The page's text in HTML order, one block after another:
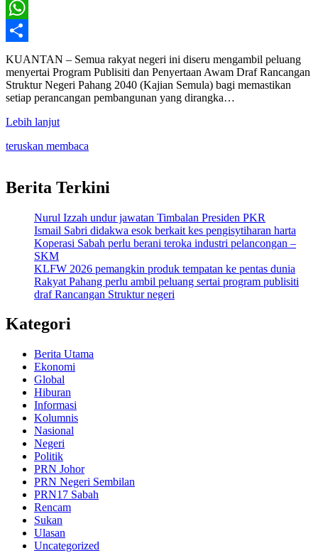
X
WhatsApp
Share
KUANTAN – Semua rakyat negeri ini diseru mengambil peluang
menyertai Program Publisiti dan Penyertaan Awam Draf Rancangan
Struktur Negeri Pahang 2040 (Kajian Semula) bagi memastikan
setiap perancangan pembangunan yang dirangka…
Lebih lanjut
teruskan membaca
Berita Terkini
Nurul Izzah undur jawatan Timbalan Presiden PKR
Ismail Sabri didakwa esok berkait kes pengisytiharan harta
Koperasi Sabah perlu berani teroka industri pelancongan –
SKM
KLFW 2026 pemangkin produk tempatan ke pentas dunia
Rakyat Pahang perlu ambil peluang sertai program publisiti
draf Rancangan Struktur negeri
Kategori
Berita Utama
Ekonomi
Global
Hiburan
Informasi
Kolumnis
Nasional
Negeri
Politik
PRN Johor
PRN Negeri Sembilan
PRN17 Sabah
Rencam
Sukan
Ulasan
Uncategorized